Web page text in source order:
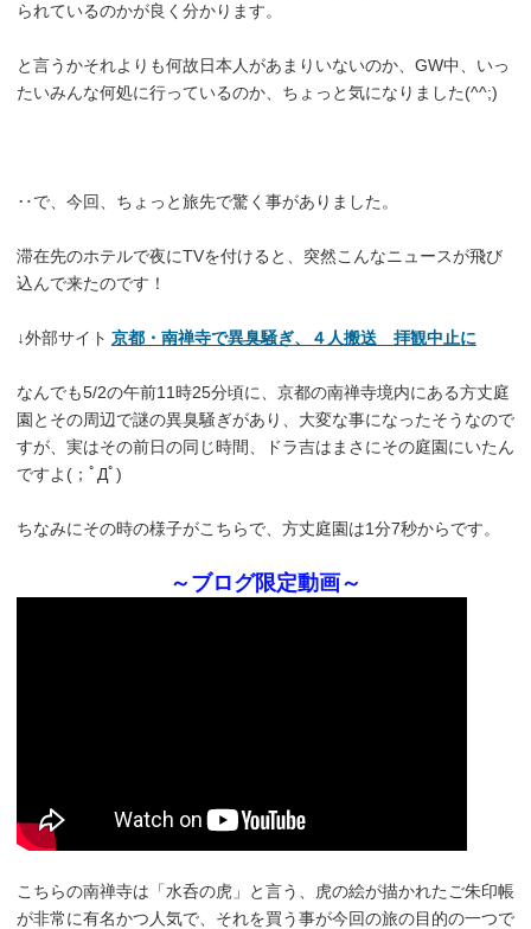
られているのかが良く分かります。
と言うかそれよりも何故日本人があまりいないのか、GW中、いっ
たいみんな何処に行っているのか、ちょっと気になりました(^^;)
‥で、今回、ちょっと旅先で驚く事がありました。
滞在先のホテルで夜にTVを付けると、突然こんなニュースが飛び
込んで来たのです！
↓外部サイト 京都・南禅寺で異臭騒ぎ、４人搬送 拝観中止に
なんでも5/2の午前11時25分頃に、京都の南禅寺境内にある方丈庭
園とその周辺で謎の異臭騒ぎがあり、大変な事になったそうなので
すが、実はその前日の同じ時間、ドラ吉はまさにその庭園にいたん
ですよ(；ﾟДﾟ)
ちなみにその時の様子がこちらで、方丈庭園は1分7秒からです。
～ブログ限定動画～
こちらの南禅寺は「水呑の虎」と言う、虎の絵が描かれたご朱印帳
が非常に有名かつ人気で、それを買う事が今回の旅の目的の一つで